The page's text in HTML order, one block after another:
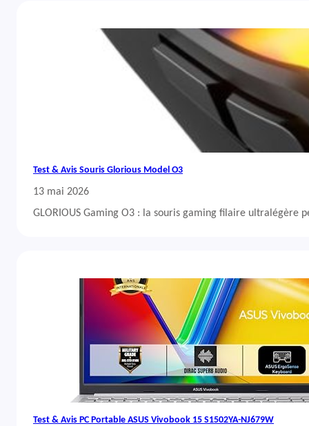
Test & Avis Souris Glorious Model O3
13 mai 2026
GLORIOUS Gaming O3 : la souris gaming filaire ultralégère
Test & Avis PC Portable ASUS Vivobook 15 S1502YA-NJ679W